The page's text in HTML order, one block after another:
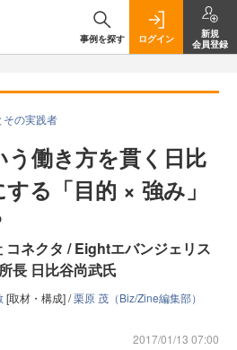
事例を探す ログイン
新規
会員登録
その実践者
う働き方を貫く日比
る「目的 × 強み」
ネクタ / Eightエバンジェリス
長 日比谷尚武氏
[取材・構成] /栗原 茂（Biz/Zine編集部）
2017/01/13 07:00